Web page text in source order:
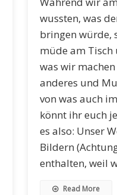
wussten, was
bringen würde,
müde am Tisch
was wir
anderes und
von was auch
könnt ihr euch
es also: Unser
Bildern
enthalten, weil
Read More